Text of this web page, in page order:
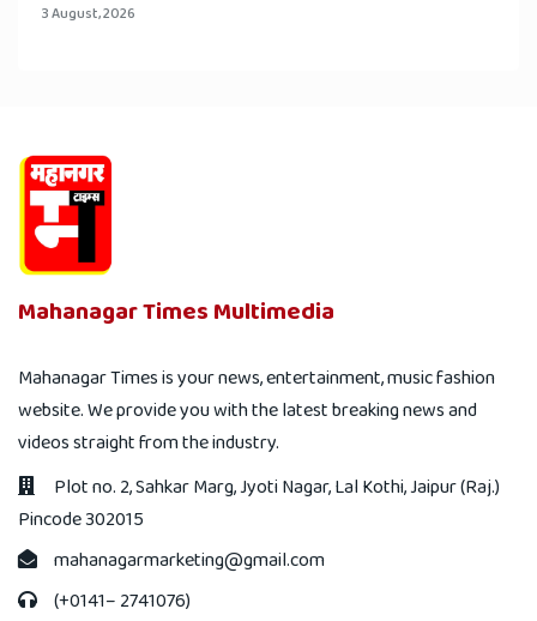
3 August, 2026
Mahanagar Times Multimedia
Mahanagar Times is your news, entertainment, music fashion
website. We provide you with the latest breaking news and
videos straight from the industry.
Plot no. 2, Sahkar Marg, Jyoti Nagar, Lal Kothi, Jaipur (Raj.)
Pincode 302015
mahanagarmarketing@gmail.com
(+0141– 2741076)